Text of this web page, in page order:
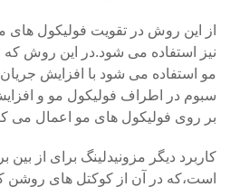
از این روش در تقویت فولیکول
نیز استفاده می شود.در این روش که
مو استفاده می شود با افزایش
سبوم در اطراف فولیکول مو و افزایش
بر روی فولیکول های مو اعمال می
کاربرد دیگر مزونیدلینگ برای از
است،که در آن از کوکتل های روشن